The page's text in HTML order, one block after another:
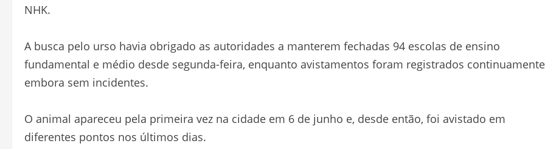
NHK.
A busca pelo urso havia obrigado as autoridades a manterem fechadas 94 escolas de ensino
fundamental e médio desde segunda-feira, enquanto avistamentos foram registrados
embora sem incidentes.
O animal apareceu pela primeira vez na cidade em 6 de junho e, desde então, foi avistado em
diferentes pontos nos últimos dias.